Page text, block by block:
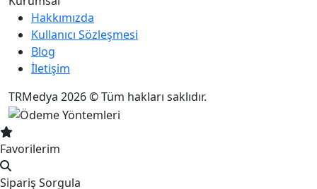
Hakkımızda
Kullanıcı Sözleşmesi
Blog
İletişim
TRMedya 2026 © Tüm hakları saklıdır.
Favorilerim
Sipariş Sorgula